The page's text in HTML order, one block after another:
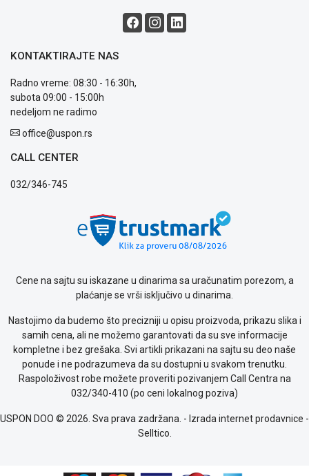
o
Provera
garancije
OUTLET
WEB
KREDIT
KONTAKTIRAJTE NAS
Radno vreme: 08:30 - 16:30h,
subota 09:00 - 15:00h
nedeljom ne radimo
office@uspon.rs
CALL CENTER
032/346-745
Cene na sajtu su iskazane u dinarima sa uračunatim porezom, a
plaćanje se vrši isključivo u dinarima.
Nastojimo da budemo što precizniji u opisu proizvoda, prikazu slika i
samih cena, ali ne možemo garantovati da su sve informacije
kompletne i bez grešaka. Svi artikli prikazani na sajtu su deo naše
ponude i ne podrazumeva da su dostupni u svakom trenutku.
Raspoloživost robe možete proveriti pozivanjem Call Centra na
032/340-410 (po ceni lokalnog poziva)
USPON DOO © 2026. Sva prava zadržana. - Izrada internet prodavnice -
Selltico.